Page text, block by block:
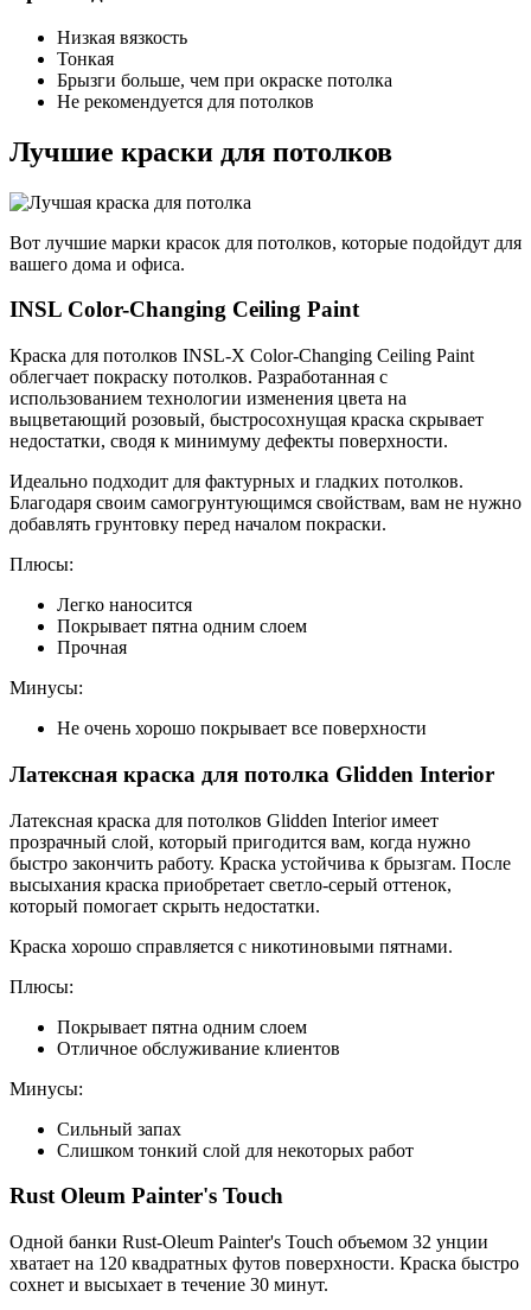
Низкая вязкость
Тонкая
Брызги больше, чем при окраске потолка
Не рекомендуется для потолков
Лучшие краски для потолков
Вот лучшие марки красок для потолков, которые подойдут для
вашего дома и офиса.
INSL Color-Changing Ceiling Paint
Краска для потолков INSL-X Color-Changing Ceiling Paint
облегчает покраску потолков. Разработанная с
использованием технологии изменения цвета на
выцветающий розовый, быстросохнущая краска скрывает
недостатки, сводя к минимуму дефекты поверхности.
Идеально подходит для фактурных и гладких потолков.
Благодаря своим самогрунтующимся свойствам, вам не нужно
добавлять грунтовку перед началом покраски.
Плюсы:
Легко наносится
Покрывает пятна одним слоем
Прочная
Минусы:
Не очень хорошо покрывает все поверхности
Латексная краска для потолка Glidden Interior
Латексная краска для потолков Glidden Interior имеет
прозрачный слой, который пригодится вам, когда нужно
быстро закончить работу. Краска устойчива к брызгам. После
высыхания краска приобретает светло-серый оттенок,
который помогает скрыть недостатки.
Краска хорошо справляется с никотиновыми пятнами.
Плюсы:
Покрывает пятна одним слоем
Отличное обслуживание клиентов
Минусы:
Сильный запах
Слишком тонкий слой для некоторых работ
Rust Oleum Painter's Touch
Одной банки Rust-Oleum Painter's Touch объемом 32 унции
хватает на 120 квадратных футов поверхности. Краска быстро
сохнет и высыхает в течение 30 минут.